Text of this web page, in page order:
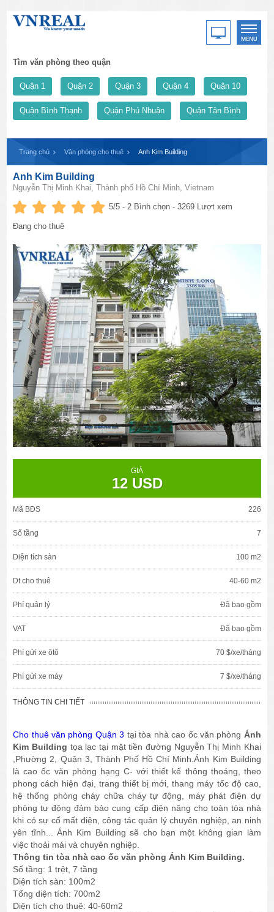
Tìm văn phòng theo quận
Quận 1 Quận 2 Quận 3 Quận 4 Quận 10
Quận Bình Thạnh Quận Phú Nhuận Quận Tân Bình
Trang chủ Văn phòng cho thuê Anh Kim Building
Anh Kim Building
Nguyễn Thị Minh Khai, Thành phố Hồ Chí Minh, Vietnam
5/5 -2 Bình chọn - 3269 Lượt xem
Đang cho thuê
GIÁ
12 USD
Mã BĐS 226
Số tầng 7
Diện tích sàn 100 m2
Dt cho thuê 40-60 m2
Phí quản lý Đã bao gồm
VAT Đã bao gồm
Phí gửi xe ôtô 70 $/xe/tháng
Phí gửi xe máy 7 $/xe/tháng
THÔNG TIN CHI TIẾT
Cho thuê văn phòng Quận 3 tại tòa nhà cao ốc văn phòng Ánh
Kim Building tọa lạc tại mặt tiền đường Nguyễn Thị Minh Khai
,Phường 2, Quận 3, Thành Phố Hồ Chí Minh.Ánh Kim Building
là cao ốc văn phòng hạng C- với thiết kế thông thoáng, theo
phong cách hiện đại, trang thiết bị mới, thang máy tốc độ cao,
hệ thống phòng cháy chữa cháy tự động, máy phát điện dự
phòng tự động đảm bảo cung cấp điện năng cho toàn tòa nhà
khi có sự cố mất điện, công tác quản lý chuyên nghiệp, an ninh
yên tĩnh... Ánh Kim Building sẽ cho bạn một không gian làm
việc thoải mái và chuyên nghiệp.
Thông tin tòa nhà cao ốc văn phòng Ánh Kim Building.
Số tầng: 1 trệt, 7 tầng
Diện tích sàn: 100m2
Tổng diện tích: 700m2
Diện tích cho thuê: 40-60m2